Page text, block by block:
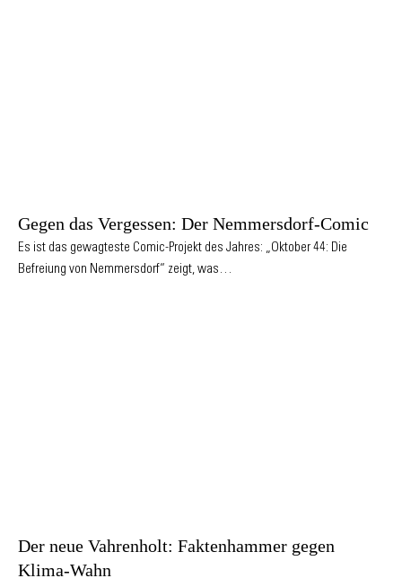
Gegen das Vergessen: Der Nemmersdorf-Comic
Es ist das gewagteste Comic-Projekt des Jahres: „Oktober 44: Die
Befreiung von Nemmersdorf“ zeigt, was…
Der neue Vahrenholt: Faktenhammer gegen
Klima-Wahn